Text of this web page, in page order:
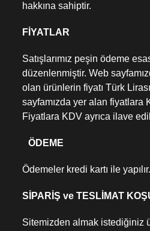
hakkına sahiptir.
FİYATLAR
Satışlarımız peşin ödeme
düzenlenmiştir. Web
olan ürünlerin fiyatı Türk
sayfamızda yer alan fiyatlara
Fiyatlara KDV ayrıca ilave
ÖDEME
Ödemeler kredi kartı ile yapılır.
SİPARİŞ ve TESLİMAT
Sitemizden almak istediğiniz